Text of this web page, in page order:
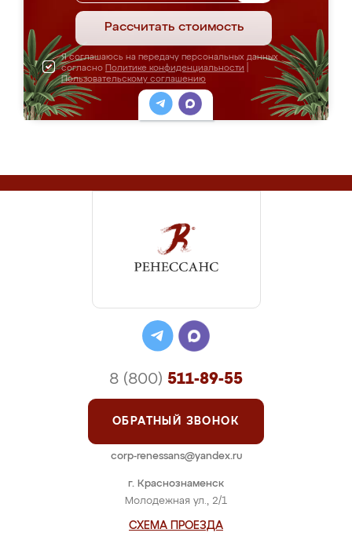
Рассчитать стоимость
Я соглашаюсь на передачу персональных данных
согласно Политике конфиденциальности
Пользовательскому соглашению
г. Краснознаменск
Молодежная ул., 2/1
СХЕМА ПРОЕЗДА
8 (800) 511-89-55
ОБРАТНЫЙ ЗВОНОК
corp-renessans@yandex.ru